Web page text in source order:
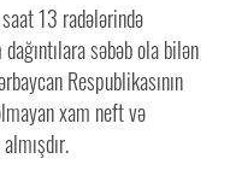
13 radələrində
səbəb ola bilən
Respublikasının
xam neft və